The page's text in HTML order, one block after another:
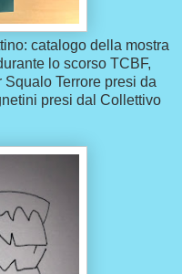
catalogo della mostra
lo scorso TCBF,
Terrore presi da
presi dal Collettivo